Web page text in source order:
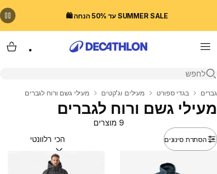
SUMMER SALE עד 50% הנחה 🛍️
Menu
פתיחת חיפוש
בית
גברים בגדי ספורט מעילים וג'קטים מעילי גשם ורוח לגברים
מעילי גשם ורוח לגברים
הסתרת סינונים
9 מוצרים
מיין לפי:(optional)